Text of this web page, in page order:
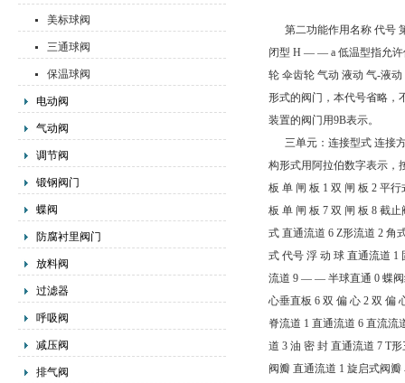
美标球阀
三通球阀
保温球阀
电动阀
气动阀
调节阀
锻钢阀门
蝶阀
防腐衬里阀门
放料阀
过滤器
呼吸阀
减压阀
排气阀
第二功能作用名称 代号
闭型 H — — a 低温型指允许
轮 伞齿轮 气动 液动 气-液
形式的阀门，本代号省略，
装置的阀门用9B表示。
三单元：连接型式 连接方
构形式用阿拉伯数字表示，
板 单 闸 板 1 双 闸 板 2 平
板 单 闸 板 7 双 闸 板 8 截
式 直通流道 6 Z形流道 2
式 代号 浮 动 球 直通流道 1
流道 9 — — 半球直通 0 蝶阀
心垂直板 6 双 偏 心 2 双 偏
脊流道 1 直通流道 6 直流
道 3 油 密 封 直通流道 7 T
阀瓣 直通流道 1 旋启式阀